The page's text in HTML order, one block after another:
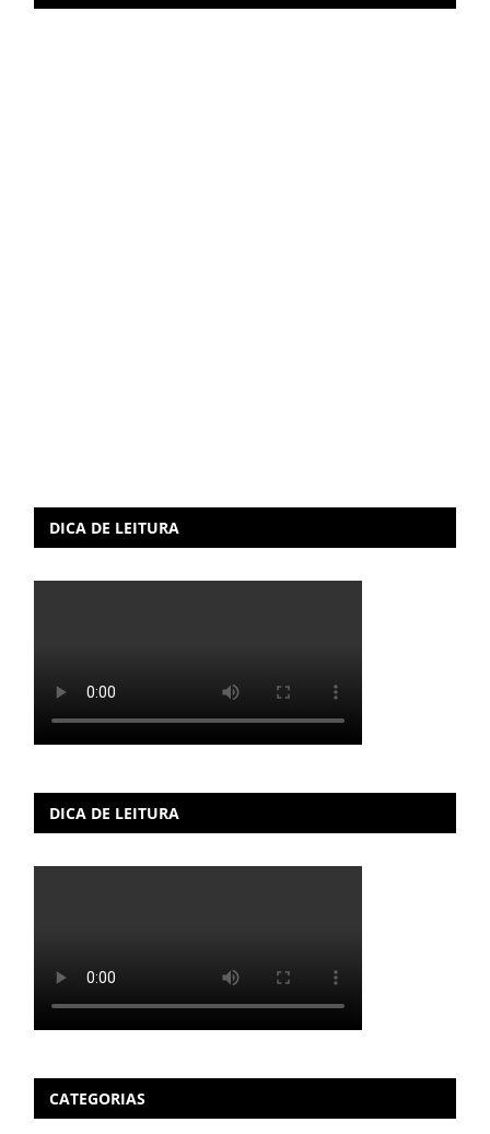
DICA DE LEITURA
DICA DE LEITURA
CATEGORIAS